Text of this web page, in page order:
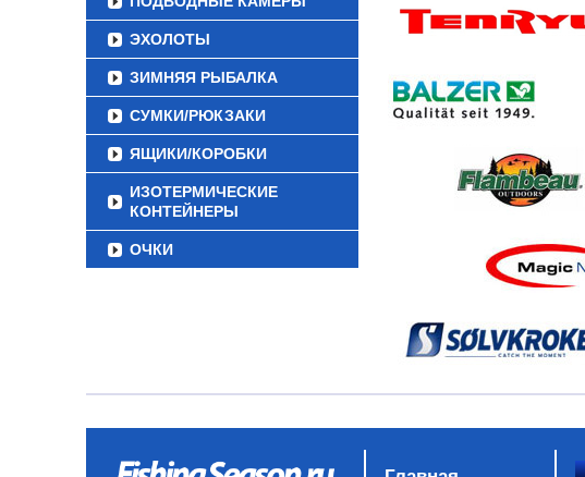
ЭХОЛОТЫ
ЗИМНЯЯ РЫБАЛКА
СУМКИ/РЮКЗАКИ
ЯЩИКИ/КОРОБКИ
ИЗОТЕРМИЧЕСКИЕ
КОНТЕЙНЕРЫ
ОЧКИ